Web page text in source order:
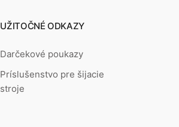
UŽITOČNÉ ODKAZY
Darčekové poukazy
Príslušenstvo pre šijacie
stroje